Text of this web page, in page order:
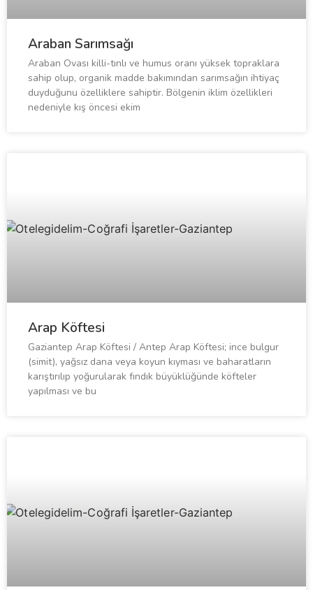
Araban Sarımsağı
Araban Ovası killi-tınlı ve humus oranı yüksek topraklara
sahip olup, organik madde bakımından sarımsağın ihtiyaç
duyduğunu özelliklere sahiptir. Bölgenin iklim özellikleri
nedeniyle kış öncesi ekim
Arap Köftesi
Gaziantep Arap Köftesi / Antep Arap Köftesi; ince bulgur
(simit), yağsız dana veya koyun kıyması ve baharatların
karıştırılıp yoğurularak fındık büyüklüğünde köfteler
yapılması ve bu